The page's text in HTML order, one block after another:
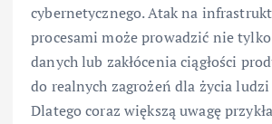
cybernetycznego. Atak na
procesami może prowadzić nie
danych lub zakłócenia ciągłości
do realnych zagrożeń dla życia
Dlatego coraz większą uwagę